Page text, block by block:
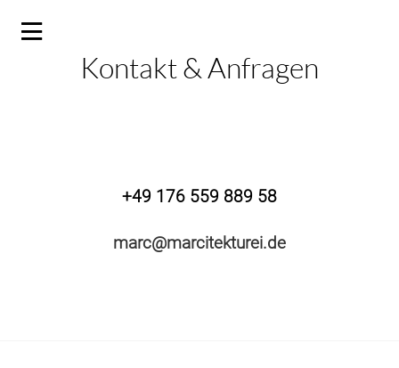
Kontakt & Anfragen
+49 176 559 889 58
marc@marcitekturei.de